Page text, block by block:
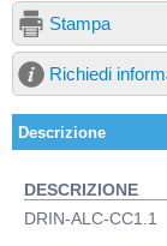
Stampa
Richiedi
Descrizione
DESCRIZIONE
DRIN-ALC-CC1.1